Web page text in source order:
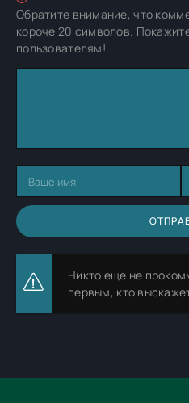
Обратите внимание, что
короче 20 символов.
пользователям!
Никто еще не
первым, кто